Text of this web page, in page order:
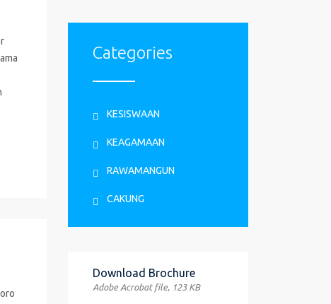
Categories
KESISWAAN
KEAGAMAAN
RAWAMANGUN
CAKUNG
Download Brochure
Adobe Acrobat file, 123 КB